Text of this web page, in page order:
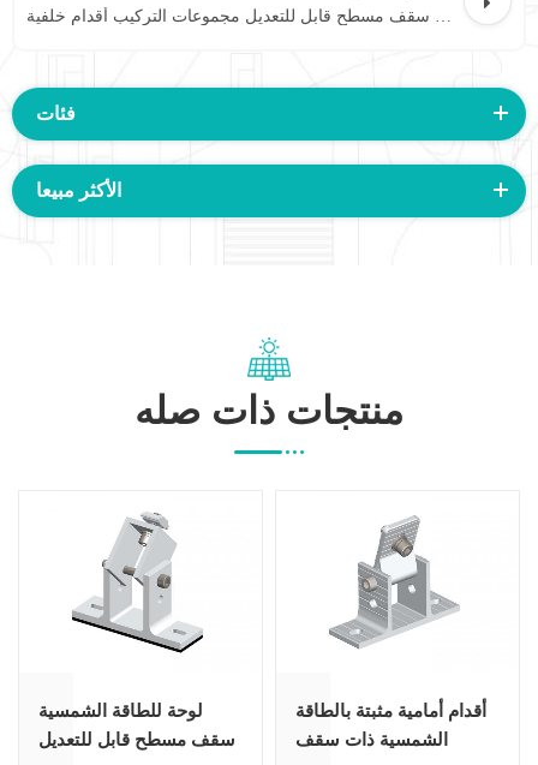
فئات
الأكثر مبيعا
منتجات ذات صله
لوحة للطاقة الشمسية
سقف مسطح قابل للتعديل
أقدام أمامية مثبتة بالطاقة
الشمسية ذات سقف